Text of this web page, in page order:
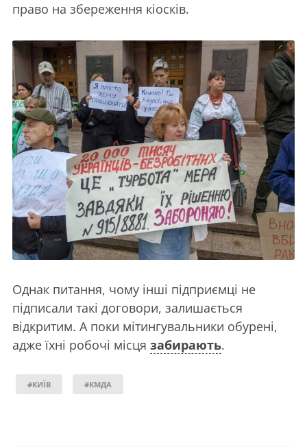
право на збереження кіосків.
Однак питання, чому інші підприємці не
підписали такі договори, залишається
відкритим. А поки мітингувальники обурені,
адже їхні робочі місця забирають.
#КИЇВ #КМДА